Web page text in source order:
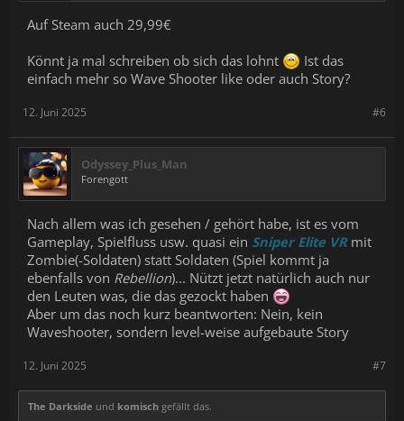
Auf Steam auch 29,99€
Könnt ja mal schreiben ob sich das lohnt
Ist das
einfach mehr so Wave Shooter like oder auch Story?
#6
12. Juni 2025
Odyssey_Plus_Man
Forengott
Nach allem was ich gesehen / gehört habe, ist es vom
Gameplay, Spielfluss usw. quasi ein Sniper Elite VRmit
Zombie(-Soldaten) statt Soldaten (Spiel kommt ja
ebenfalls von Rebellion)... Nützt jetzt natürlich auch nur
den Leuten was, die das gezockt haben
Aber um das noch kurz beantworten: Nein, kein
Waveshooter, sondern level-weise aufgebaute Story
#7
12. Juni 2025
The Darkside und komisch gefällt das.